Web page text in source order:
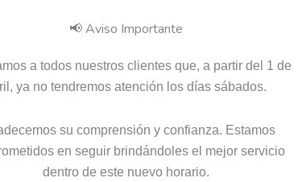
Pago seguro garantizado
SKU:5B11M90104 Categoría:Baterias
Etiquetas:Envio Gratis,Garantia 12 meses, Original
📢 Aviso Importante
a todos nuestros clientes que, a partir del 1 de
ya no tendremos atención los días sábados.
su comprensión y confianza. Estamos
en seguir brindándoles el mejor servicio
dentro de este nuevo horario.